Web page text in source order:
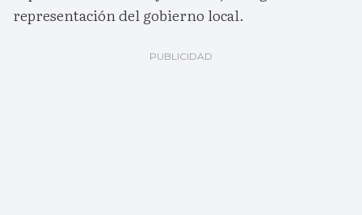
representación del gobierno local.